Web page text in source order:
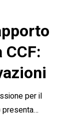
per il
presenta…